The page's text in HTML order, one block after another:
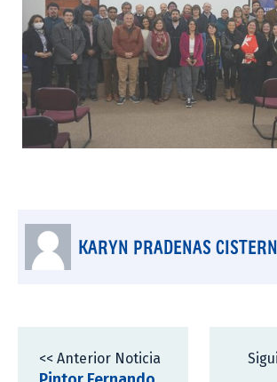
KARYN PRADENAS
<< Anterior Noticia